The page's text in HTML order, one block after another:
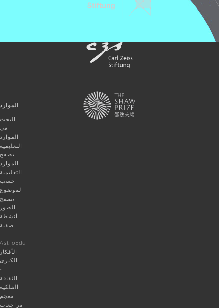
الموارد
البحث
في
الموارد
التعليمية
تصفح
الموارد
التعليمية
حسب
الموضوع
تصفح
الصور
أنشطة
صفية
-
AstroEdu
الأفكار
الكبرى
-
الثقافة
الفلكية
معجم
مراجعات